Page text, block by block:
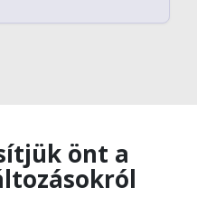
önt a